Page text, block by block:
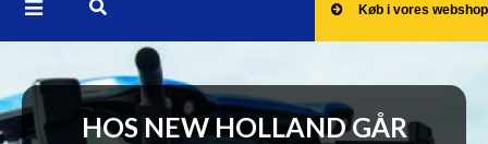
Køb i vores webshop
HOS NEW HOLLAND GÅR